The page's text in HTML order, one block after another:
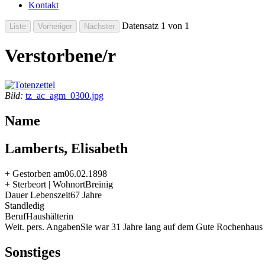
Kontakt
Datensatz 1 von 1
Verstorbene/r
Bild: tz_ac_agm_0300.jpg
Name
Lamberts, Elisabeth
+ Gestorben am06.02.1898
+ Sterbeort | WohnortBreinig
Dauer Lebenszeit67 Jahre
Standledig
BerufHaushälterin
Weit. pers. AngabenSie war 31 Jahre lang auf dem Gute Rochenhaus
Sonstiges